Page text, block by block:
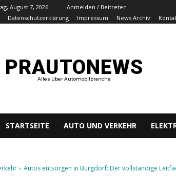
August 7, 2026
Anmelden / Beitreten
Datenschutzerklärung Impressum News Archiv
PRAUTONEWS
Alles über Automobilbranche
STARTSEITE AUTO UND VERKEHR
Autos entsorgen in Burgdorf: Der vollständige